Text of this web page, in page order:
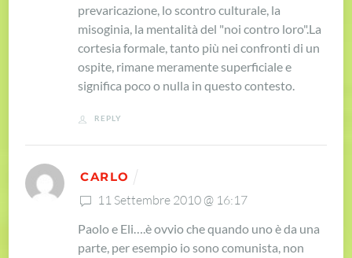
prevaricazione, lo scontro culturale, la
misoginia, la mentalità del "noi contro loro".La
cortesia formale, tanto più nei confronti di un
ospite, rimane meramente superficiale e
significa poco o nulla in questo contesto.
REPLY
CARLO
11 Settembre 2010 @ 16:17
Paolo e Eli….è ovvio che quando uno è da una
parte, per esempio io sono comunista, non